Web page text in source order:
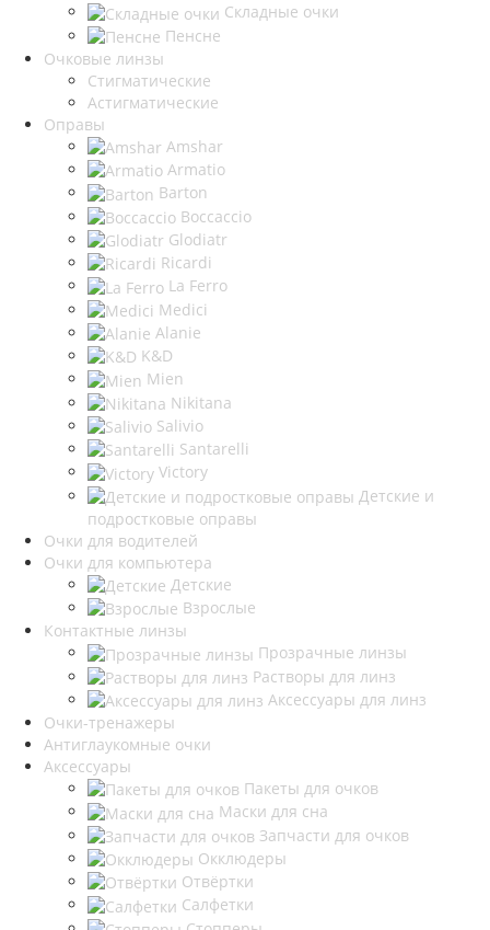
Складные очки
Пенсне
Очковые линзы
Стигматические
Астигматические
Оправы
Amshar
Armatio
Barton
Boccaccio
Glodiatr
Ricardi
La Ferro
Medici
Alanie
K&D
Mien
Nikitana
Salivio
Santarelli
Victory
Детские и
подростковые оправы
Очки для водителей
Очки для компьютера
Детские
Взрослые
Контактные линзы
Прозрачные линзы
Растворы для линз
Аксессуары для линз
Очки-тренажеры
Антиглаукомные очки
Аксессуары
Пакеты для очков
Маски для сна
Запчасти для очков
Окклюдеры
Отвёртки
Салфетки